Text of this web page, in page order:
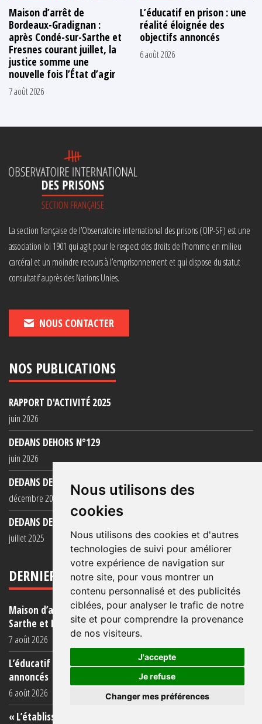
Nous utilisons des
cookies
Nous utilisons des cookies et d'autres
technologies de suivi pour améliorer
votre expérience de navigation sur
notre site, pour vous montrer un
contenu personnalisé et des publicités
ciblées, pour analyser le trafic de notre
site et pour comprendre la provenance
de nos visiteurs.
J'accepte
Je refuse
Changer mes préférences
Maison d’arrêt de
Bordeaux-Gradignan :
après Condé-sur-Sarthe et
Fresnes courant juillet, la
justice somme une
nouvelle fois l’État d’agir
7 août 2026
L’éducatif en prison : une
réalité éloignée des
objectifs annoncés
6 août 2026
La section française de l’Observatoire international des prisons (OIP-SF) est une
association loi 1901 qui agit pour le respect des droits de l’homme en milieu
carcéral et un moindre recours à l’emprisonnement et qui dispose du statut
consultatif auprès des Nations Unies.
NOUS CONTACTER
NOS PUBLICATIONS
RAPPORT D'ACTIVITÉ 2025
juin 2026
DEDANS DEHORS N°129
juin 2026
DEDANS DEHORS N°128
décembre 2025
DEDANS DEHORS N°127
juillet 2025
DERNIERS ARTICLES
Maison d’arrêt de Bordeaux-Gradignan : après Condé-sur-
Sarthe et Fresnes courant (...)
7 août 2026
L’éducatif en prison : une réalité éloignée des objectifs
annoncés
6 août 2026
« L’établissement est une porcherie totale »